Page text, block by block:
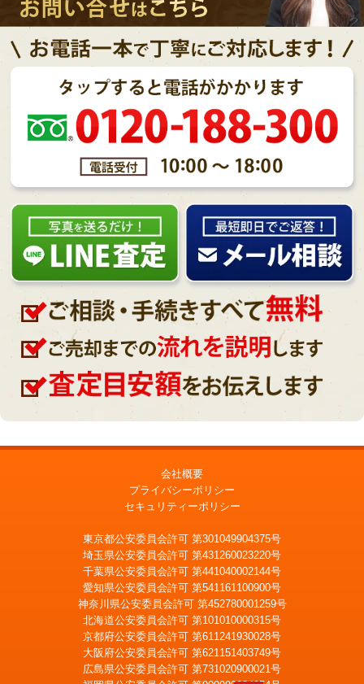
会社概要
プライバシーポリシー
セキュリティーポリシー
東京都公安委員会許可 第301049904375号
埼玉県公安委員会許可 第431260023220号
千葉県公安委員会許可 第441040002144号
愛知県公安委員会許可 第541161100900号
神奈川県公安委員会許可 第452780001259号
北海道公安委員会許可 第101010000315号
京都府公安委員会許可 第611241930028号
大阪府公安委員会許可 第621151403749号
広島県公安委員会許可 第731020900021号